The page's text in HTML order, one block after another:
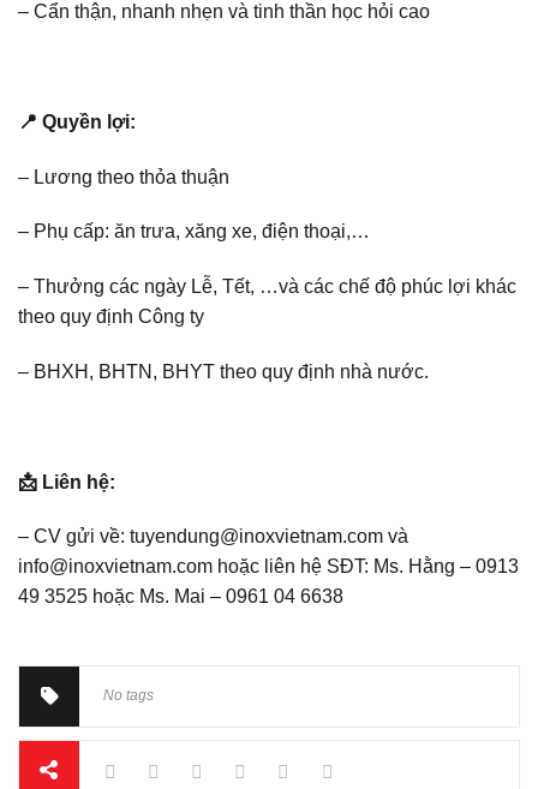
– Cẩn thận, nhanh nhẹn và tinh thần học hỏi cao
📍 Quyền lợi:
– Lương theo thỏa thuận
– Phụ cấp: ăn trưa, xăng xe, điện thoại,…
– Thưởng các ngày Lễ, Tết, …và các chế độ phúc lợi khác
theo quy định Công ty
– BHXH, BHTN, BHYT theo quy định nhà nước.
📩 Liên hệ:
– CV gửi về: tuyendung@inoxvietnam.com và
info@inoxvietnam.com hoặc liên hệ SĐT: Ms. Hằng – 0913
49 3525 hoặc Ms. Mai – 0961 04 6638
No tags